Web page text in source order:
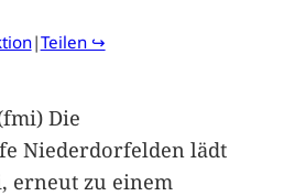
|Teilen ↪
Die
Niederdorfelden lädt
erneut zu einem